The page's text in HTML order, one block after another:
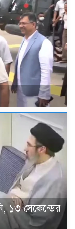
১৩ সেকেন্ডের